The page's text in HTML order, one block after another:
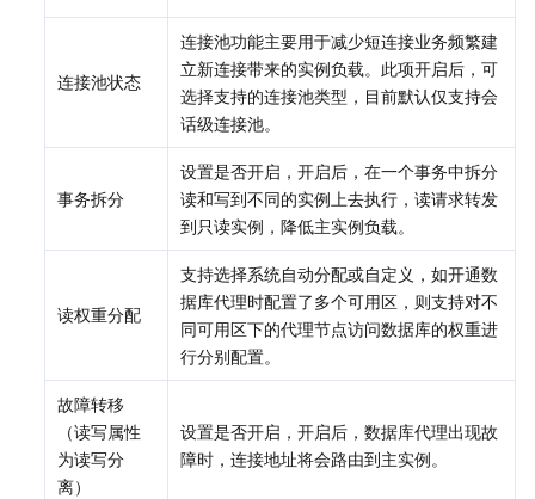
连接池状态
连接池功能主要用于减少短连接业务频繁建
立新连接带来的实例负载。此项开启后，可
选择支持的连接池类型，目前默认仅支持会
话级连接池。
事务拆分
设置是否开启，开启后，在一个事务中拆分
读和写到不同的实例上去执行，读请求转发
到只读实例，降低主实例负载。
读权重分配
支持选择系统自动分配或自定义，如开通数
据库代理时配置了多个可用区，则支持对不
同可用区下的代理节点访问数据库的权重进
行分别配置。
故障转移
（读写属性
为读写分
离）
设置是否开启，开启后，数据库代理出现故
障时，连接地址将会路由到主实例。